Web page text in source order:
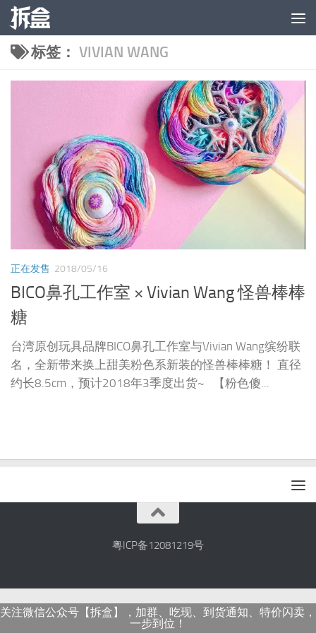
跳至内容
标签： VIVIAN WANG
正在发售 2018/05/16
BICO鼻孔工作室 × Vivian Wang 怪兽棒棒
糖
台湾原创玩具品牌BICO鼻孔工作室与Vivian Wang缤纷联
名，全新带来换上甜美粉色系新装的怪兽棒棒糖！ 直径
约长8.5cm，预计2018年3季度出货~ 【粉色傻...
粤ICP备12081219号
关注微信公众号【拆盒】，加群、吃现、到货通知、特价闪卖，
一步到位！